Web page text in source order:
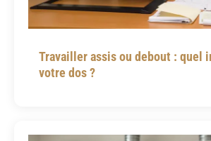
Travailler assis ou debout : quel
votre dos ?